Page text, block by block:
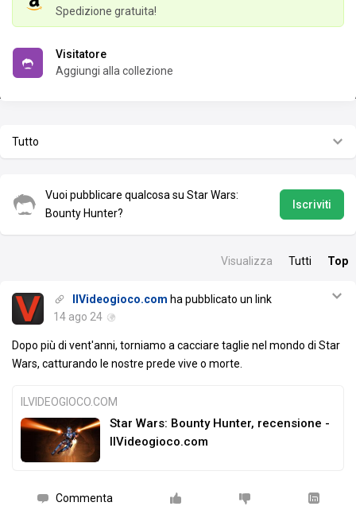
Spedizione gratuita!
Visitatore
Aggiungi alla collezione
Tutto
Vuoi pubblicare qualcosa su Star Wars:
Bounty Hunter?
Iscriviti
Visualizza Tutti Top
IlVideogioco.com ha pubblicato un link
14 ago 24
Dopo più di vent'anni, torniamo a cacciare taglie nel mondo di Star
Wars, catturando le nostre prede vive o morte.
ILVIDEOGIOCO.COM
Star Wars: Bounty Hunter, recensione -
IlVideogioco.com
Commenta